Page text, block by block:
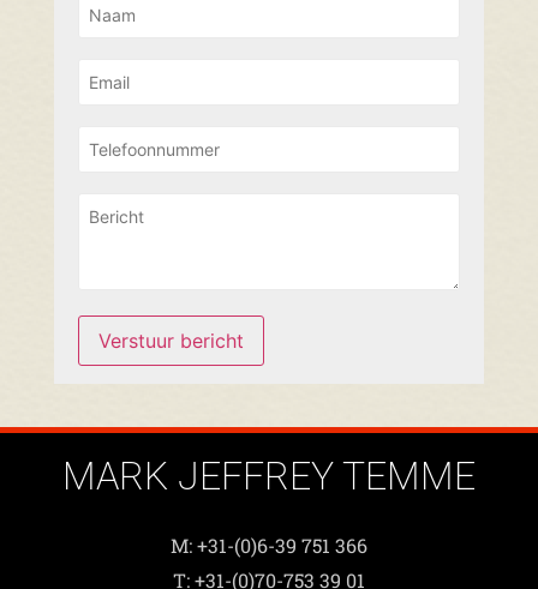
Verstuur bericht
MARK JEFFREY TEMME
M: +31-(0)6-39 751 366
T: +31-(0)70-753 39 01